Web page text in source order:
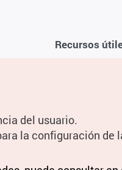
Recursos
Guías digitales
del usuario.
la configuración de